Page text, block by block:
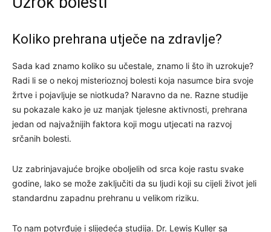
Koliko prehrana utječe na zdravlje?
Sada kad znamo koliko su učestale, znamo li što ih uzrokuje?
Radi li se o nekoj misterioznoj bolesti koja nasumce bira svoje
žrtve i pojavljuje se niotkuda? Naravno da ne. Razne studije
su pokazale kako je uz manjak tjelesne aktivnosti, prehrana
jedan od najvažnijih faktora koji mogu utjecati na razvoj
srčanih bolesti.
Uz zabrinjavajuće brojke oboljelih od srca koje rastu svake
godine, lako se može zaključiti da su ljudi koji su cijeli život jeli
standardnu ​​zapadnu prehranu u velikom riziku.
To nam potvrđuje i slijedeća studija. Dr. Lewis Kuller sa